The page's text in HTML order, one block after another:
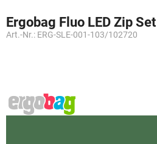
Ergobag Fluo LED Zip Set
Art.-Nr.: ERG-SLE-001-103/102720